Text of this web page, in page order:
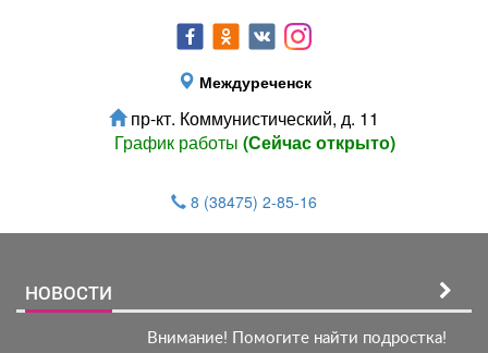
Междуреченск
пр-кт. Коммунистический, д. 11
График работы (Сейчас открыто)
8 (38475) 2-85-16
НОВОСТИ
Внимание! Помогите найти подростка!